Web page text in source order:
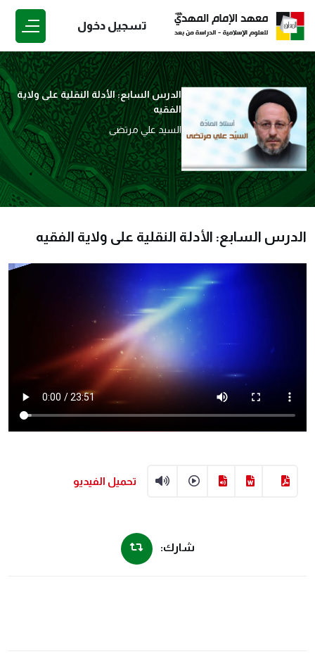
تسجيل دخول
الدرس السابع: الأدلة النقلية على ولاية
الفقيه
السيد علي مرتضى
الدرس السابع: الأدلة النقلية على ولاية الفقيه
تحميل الفيديو
شارك: